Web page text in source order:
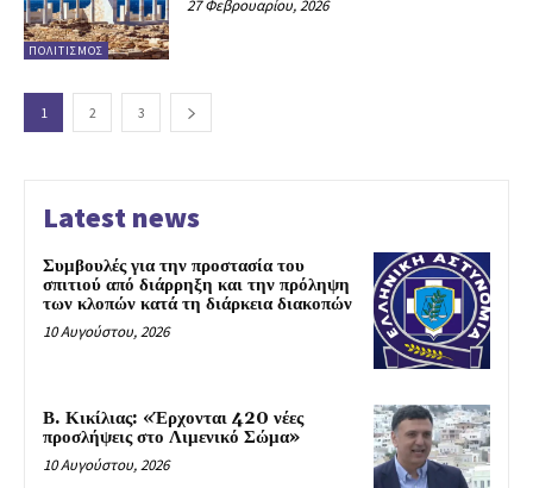
ΠΟΛΙΤΙΣΜΌΣ
27 Φεβρουαρίου, 2026
1 2 3
Latest news
Συμβουλές για την προστασία του
σπιτιού από διάρρηξη και την πρόληψη
των κλοπών κατά τη διάρκεια διακοπών
10 Αυγούστου, 2026
Β. Κικίλιας: «Έρχονται 420 νέες
προσλήψεις στο Λιμενικό Σώμα»
10 Αυγούστου, 2026